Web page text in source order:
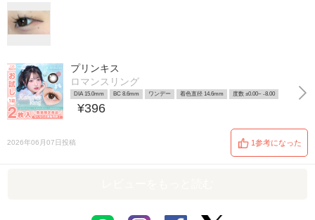
プリンキス
ロマンスリング
DIA 15.0mm BC 8.6mm ワンデー 着色直径 14.6mm 度数 ±0.00~ -8.00
¥396
2026年06月07日投稿 1参考になった